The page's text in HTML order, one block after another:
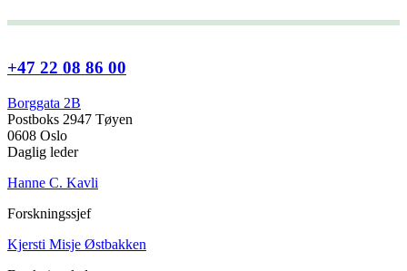
+47 22 08 86 00
Borggata 2B
Postboks 2947 Tøyen
0608 Oslo
Daglig leder
Hanne C. Kavli
Forskningssjef
Kjersti Misje Østbakken